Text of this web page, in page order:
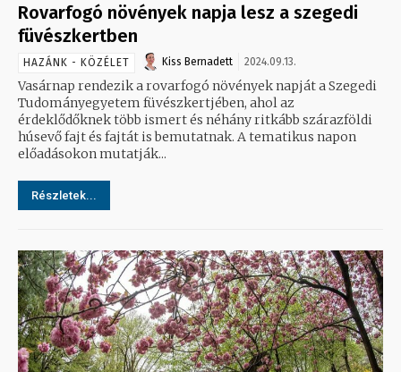
Rovarfogó növények napja lesz a szegedi
füvészkertben
HAZÁNK - KÖZÉLET Kiss Bernadett 2024.09.13.
Vasárnap rendezik a rovarfogó növények napját a Szegedi
Tudományegyetem füvészkertjében, ahol az
érdeklődőknek több ismert és néhány ritkább szárazföldi
húsevő fajt és fajtát is bemutatnak. A tematikus napon
előadásokon mutatják...
Részletek...